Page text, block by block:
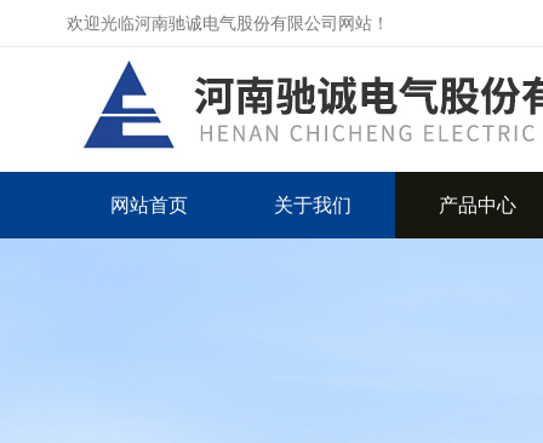
欢迎光临河南驰诚电气股份有限公司网站！
网站首页 关于我们 产品中心